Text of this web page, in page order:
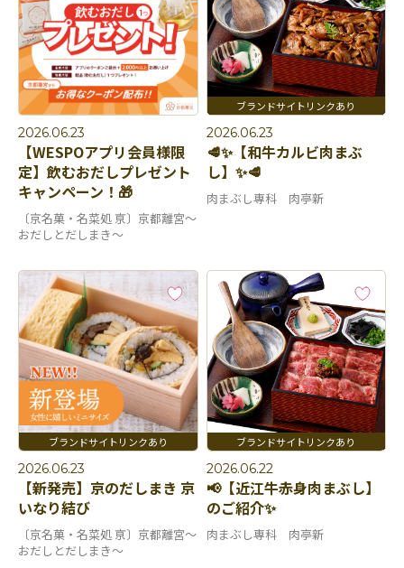
2026.06.23
【WESPOアプリ会員様限
定】飲むおだしプレゼント
キャンペーン！🎁
〔京名菓・名菜処 亰〕京都離宮～
おだしとだしまき～
2026.06.23
🥩✨【和牛カルビ肉まぶ
し】✨🥩
肉まぶし専科 肉亭新
2026.06.23
【新発売】京のだしまき 京
いなり結び
〔京名菓・名菜処 亰〕京都離宮～
おだしとだしまき～
2026.06.22
📢【近江牛赤身肉まぶし】
のご紹介✨
肉まぶし専科 肉亭新